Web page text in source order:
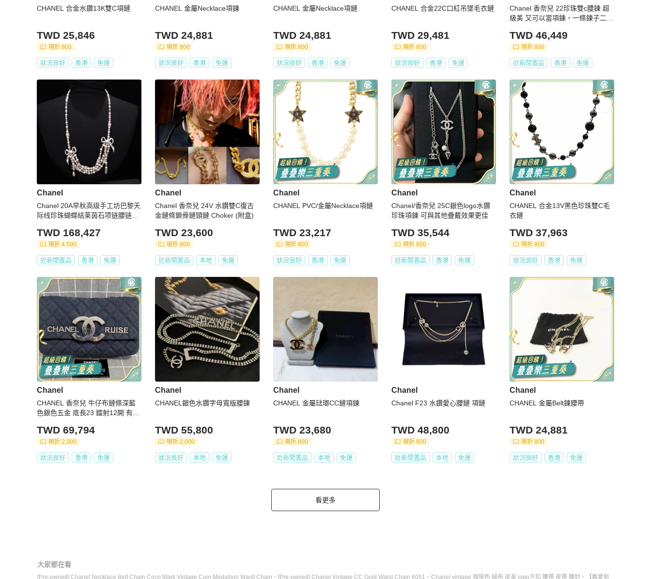
CHANEL 合金水鑽13K雙C項鏈
TWD 25,846
現折 800
狀況良好 香港 免運
CHANEL 金屬Necklace項鍊
TWD 24,881
現折 800
狀況良好 香港 免運
CHANEL 金屬Necklace項鏈
TWD 24,881
現折 800
狀況良好 香港 免運
CHANEL 合金22C口紅吊墜毛衣鏈
TWD 29,481
現折 800
狀況良好 香港 免運
Chanel 香奈兒 22珍珠雙c腰鍊 超
級美 又可以當項鍊，一條鍊子二種
TWD 46,449
現折 800
近新閒置品 香港 免運
Chanel
Chanel 20A早秋高级手工坊巴黎天
际线珍珠蝴蝶结莱茵石项链腰链两
TWD 168,427
現折 4,500
近新閒置品 香港 免運
Chanel
Chanel 香奈兒 24V 水鑽雙C復古
金鏈條鎖骨鏈頸鏈 Choker (附盒)
TWD 23,600
現折 800
近新閒置品 本地 免運
Chanel
CHANEL PVC/金屬Necklace項鏈
TWD 23,217
現折 800
狀況良好 香港 免運
Chanel
Chanel/香奈兒 25C銀色logo水鑽
珍珠項鍊 可與其他疊戴效果更佳
TWD 35,544
現折 800
近新閒置品 香港 免運
Chanel
CHANEL 合金13V黑色珍珠雙C毛
衣鏈
TWD 37,963
現折 800
狀況良好 香港 免運
Chanel
CHANEL 香奈兒 牛仔布鏈條深藍
色銀色五金 底長23 鐳射12開 有保
TWD 69,794
現折 2,000
狀況良好 香港 免運
Chanel
CHANEL銀色水鑽字母寬版腰鍊
TWD 55,800
現折 2,000
狀況良好 本地 免運
Chanel
CHANEL 金屬琺瑯CC鏈項鍊
TWD 23,680
現折 800
近新閒置品 本地 免運
Chanel
Chanel F23 水鑽愛心腰鏈 項鏈
TWD 48,800
現折 800
近新閒置品 本地 免運
Chanel
CHANEL 金屬Belt鍊腰帶
TWD 24,881
現折 800
狀況良好 香港 免運
看更多
大家都在看
[Pre-owned] Chanel Necklace Belt Chain Coco Mark Vintage Coin Medallion Waist Chain 、 [Pre-owned] Chanel Vintage CC Gold Waist Chain 6051 、 Chanel vintage 咖啡色 絨布 皮革 logo方扣 腰帶 皮帶 腰封 、 【舊愛新